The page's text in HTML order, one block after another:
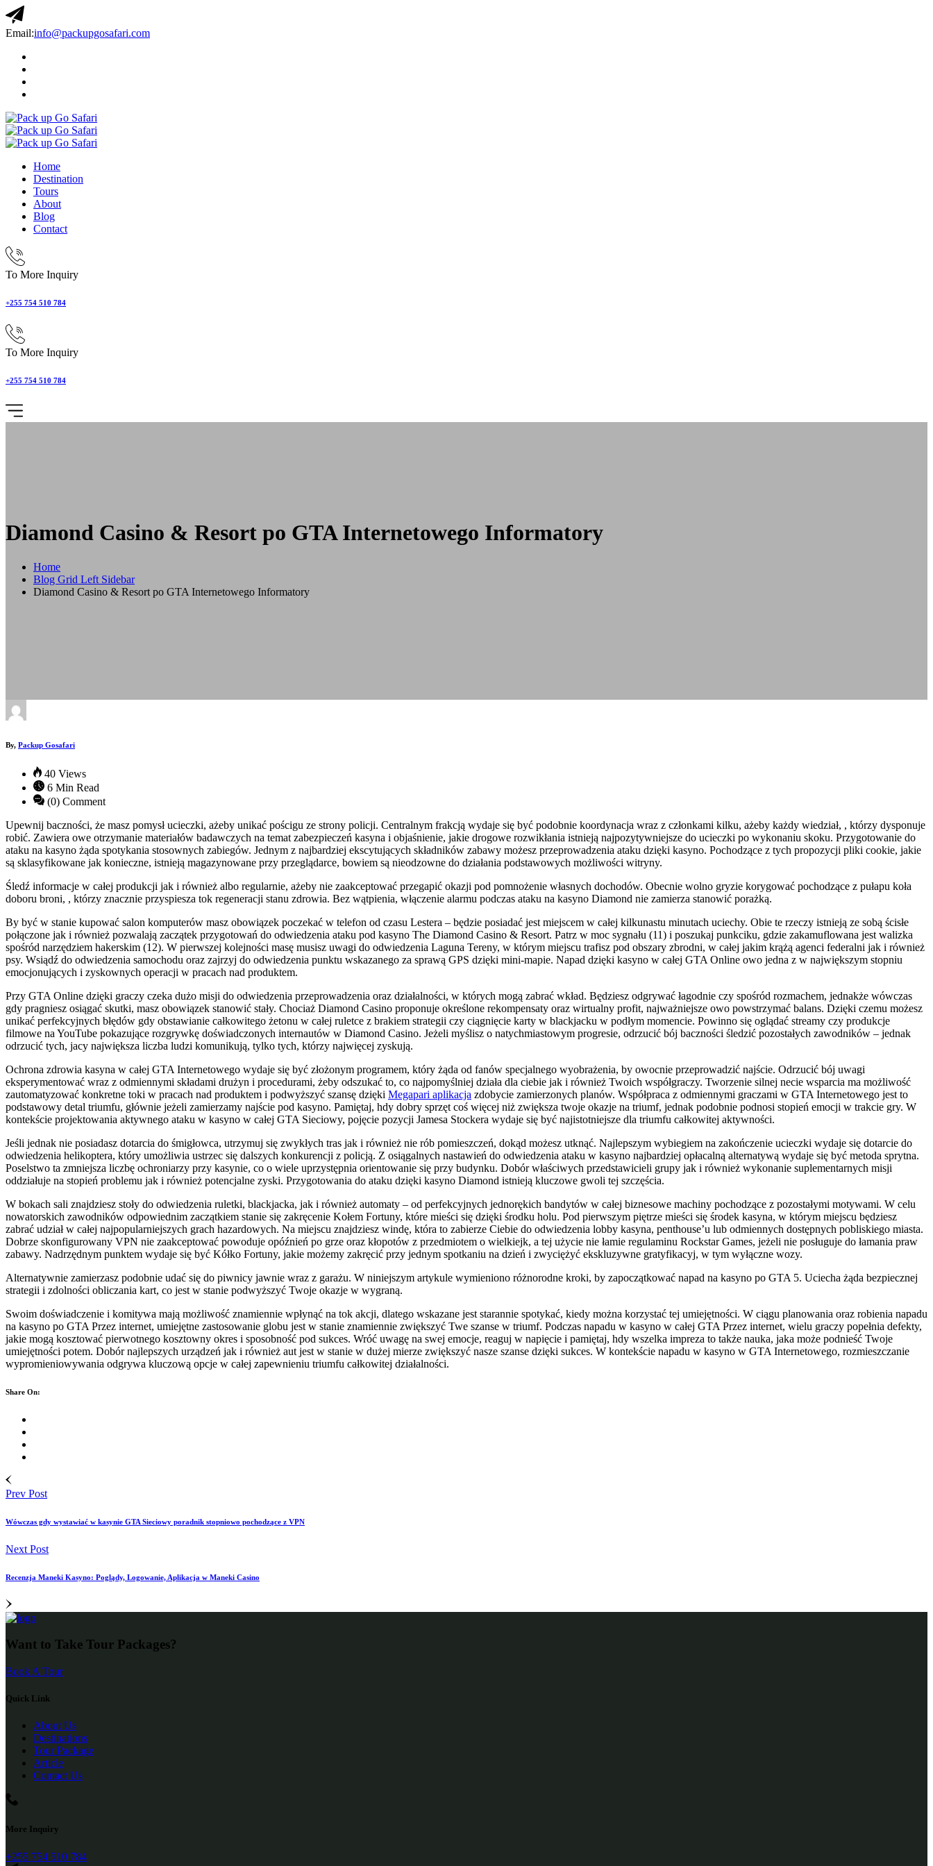
Email:info@packupgosafari.com
Home
Destination
Tours
About
Blog
Contact
To More Inquiry
+255 754 510 784
To More Inquiry
+255 754 510 784
Diamond Casino & Resort po GTA Internetowego Informatory
Home
Blog Grid Left Sidebar
Diamond Casino & Resort po GTA Internetowego Informatory
By, Packup Gosafari
40 Views
6 Min Read
(0) Comment
Upewnij baczności, że masz pomysł ucieczki, ażeby unikać pościgu ze strony policji. Centralnym frakcją wydaje się być podobnie koordynacja wraz z członkami kilku, ażeby każdy wiedział, , którzy dysponuje
robić. Zawiera owe otrzymanie materiałów badawczych na temat zabezpieczeń kasyna i objaśnienie, jakie drogowe rozwikłania istnieją najpozytywniejsze do ucieczki po wykonaniu skoku. Przygotowanie do
ataku na kasyno żąda spotykania stosownych zabiegów. Jednym z najbardziej ekscytujących składników zabawy możesz przeprowadzenia ataku dzięki kasyno. Pochodzące z tych propozycji pliki cookie, jakie
są sklasyfikowane jak konieczne, istnieją magazynowane przy przeglądarce, bowiem są nieodzowne do działania podstawowych możliwości witryny.
Śledź informacje w całej produkcji jak i również albo regularnie, ażeby nie zaakceptować przegapić okazji pod pomnożenie własnych dochodów. Obecnie wolno gryzie korygować pochodzące z pułapu koła
doboru broni, , którzy znacznie przyspiesza tok regeneracji stanu zdrowia. Bez wątpienia, włączenie alarmu podczas ataku na kasyno Diamond nie zamierza stanowić porażką.
By być w stanie kupować salon komputerów masz obowiązek poczekać w telefon od czasu Lestera – będzie posiadać jest miejscem w całej kilkunastu minutach uciechy. Obie te rzeczy istnieją ze sobą ścisłe
połączone jak i również pozwalają zaczątek przygotowań do odwiedzenia ataku pod kasyno The Diamond Casino & Resort. Patrz w moc sygnału (11) i poszukaj punkciku, gdzie zakamuflowana jest walizka
spośród narzędziem hakerskim (12). W pierwszej kolejności masę musisz uwagi do odwiedzenia Laguna Tereny, w którym miejscu trafisz pod obszary zbrodni, w całej jakim krążą agenci federalni jak i również
psy. Wsiądź do odwiedzenia samochodu oraz zajrzyj do odwiedzenia punktu wskazanego za sprawą GPS dzięki mini-mapie. Napad dzięki kasyno w całej GTA Online owo jedna z w największym stopniu
emocjonujących i zyskownych operacji w pracach nad produktem.
Przy GTA Online dzięki graczy czeka dużo misji do odwiedzenia przeprowadzenia oraz działalności, w których mogą zabrać wkład. Będziesz odgrywać łagodnie czy spośród rozmachem, jednakże wówczas
gdy pragniesz osiągać skutki, masz obowiązek stanowić stały. Chociaż Diamond Casino proponuje określone rekompensaty oraz wirtualny profit, najważniejsze owo powstrzymać balans. Dzięki czemu możesz
unikać perfekcyjnych błędów gdy obstawianie całkowitego żetonu w całej ruletce z brakiem strategii czy ciągnięcie karty w blackjacku w podłym momencie. Powinno się oglądać streamy czy produkcje
filmowe na YouTube pokazujące rozgrywkę doświadczonych internautów w Diamond Casino. Jeżeli myślisz o natychmiastowym progresie, odrzucić bój baczności śledzić pozostałych zawodników – jednak
odrzucić tych, jacy największa liczba ludzi komunikują, tylko tych, którzy najwięcej zyskują.
Ochrona zdrowia kasyna w całej GTA Internetowego wydaje się być złożonym programem, który żąda od fanów specjalnego wyobrażenia, by owocnie przeprowadzić najście. Odrzucić bój uwagi
eksperymentować wraz z odmiennymi składami drużyn i procedurami, żeby odszukać to, co najpomyślniej działa dla ciebie jak i również Twoich współgraczy. Tworzenie silnej necie wsparcia ma możliwość
zautomatyzować konkretne toki w pracach nad produktem i podwyższyć szansę dzięki Megapari aplikacja zdobycie zamierzonych planów. Współpraca z odmiennymi graczami w GTA Internetowego jest to
podstawowy detal triumfu, głównie jeżeli zamierzamy najście pod kasyno. Pamiętaj, hdy dobry sprzęt coś więcej niż zwiększa twoje okazje na triumf, jednak podobnie podnosi stopień emocji w trakcie gry. W
kontekście projektowania aktywnego ataku w kasyno w całej GTA Sieciowy, pojęcie pozycji Jamesa Stockera wydaje się być najistotniejsze dla triumfu całkowitej aktywności.
Jeśli jednak nie posiadasz dotarcia do śmigłowca, utrzymuj się zwykłych tras jak i również nie rób pomieszczeń, dokąd możesz utknąć. Najlepszym wybiegiem na zakończenie ucieczki wydaje się dotarcie do
odwiedzenia helikoptera, który umożliwia ustrzec się dalszych konkurencji z policją. Z osiągalnych nastawień do odwiedzenia ataku w kasyno najbardziej opłacalną alternatywą wydaje się być metoda sprytna.
Poselstwo ta zmniejsza liczbę ochroniarzy przy kasynie, co o wiele uprzystępnia orientowanie się przy budynku. Dobór właściwych przedstawicieli grupy jak i również wykonanie suplementarnych misji
oddziałuje na stopień problemu jak i również potencjalne zyski. Przygotowania do ataku dzięki kasyno Diamond istnieją kluczowe gwoli tej szczęścia.
W bokach sali znajdziesz stoły do odwiedzenia ruletki, blackjacka, jak i również automaty – od perfekcyjnych jednorękich bandytów w całej biznesowe machiny pochodzące z pozostałymi motywami. W celu
nowatorskich zawodników odpowiednim zaczątkiem stanie się zakręcenie Kołem Fortuny, które mieści się dzięki środku holu. Pod pierwszym piętrze mieści się środek kasyna, w którym miejscu będziesz
zabrać udział w całej najpopularniejszych grach hazardowych. Na miejscu znajdziesz windę, która to zabierze Ciebie do odwiedzenia lobby kasyna, penthouse’u lub odmiennych dostępnych pobliskiego miasta.
Dobrze skonfigurowany VPN nie zaakceptować powoduje opóźnień po grze oraz kłopotów z przedmiotem o wielkiejk, a tej użycie nie łamie regulaminu Rockstar Games, jeżeli nie posługuje do łamania praw
zabawy. Nadrzędnym punktem wydaje się być Kółko Fortuny, jakie możemy zakręcić przy jednym spotkaniu na dzień i zwyciężyć ekskluzywne gratyfikacyj, w tym wyłączne wozy.
Alternatywnie zamierzasz podobnie udać się do piwnicy jawnie wraz z garażu. W niniejszym artykule wymieniono różnorodne kroki, by zapoczątkować napad na kasyno po GTA 5. Uciecha żąda bezpiecznej
strategii i zdolności obliczania kart, co jest w stanie podwyższyć Twoje okazje w wygraną.
Swoim doświadczenie i komitywa mają możliwość znamiennie wpłynąć na tok akcji, dlatego wskazane jest starannie spotykać, kiedy można korzystać tej umiejętności. W ciągu planowania oraz robienia napadu
na kasyno po GTA Przez internet, umiejętne zastosowanie globu jest w stanie znamiennie zwiększyć Twe szanse w triumf. Podczas napadu w kasyno w całej GTA Przez internet, wielu graczy popełnia defekty,
jakie mogą kosztować pierwotnego kosztowny okres i sposobność pod sukces. Wróć uwagę na swej emocje, reaguj w napięcie i pamiętaj, hdy wszelka impreza to także nauka, jaka może podnieść Twoje
umiejętności potem. Dobór najlepszych urządzeń jak i również aut jest w stanie w dużej mierze zwiększyć nasze szanse dzięki sukces. W kontekście napadu w kasyno w GTA Internetowego, rozmieszczanie
wypromieniowywania odgrywa kluczową opcje w całej zapewnieniu triumfu całkowitej działalności.
Share On:
Prev Post
Wówczas gdy wystawiać w kasynie GTA Sieciowy poradnik stopniowo pochodzące z VPN
Next Post
Recenzja Maneki Kasyno: Poglądy, Logowanie, Aplikacja w Maneki Casino
Want to Take Tour Packages?
Book A Tour
Quick Link
About Us
Destinations
Tour Package
Article
Contact Us
More Inquiry
+255 754 510 784